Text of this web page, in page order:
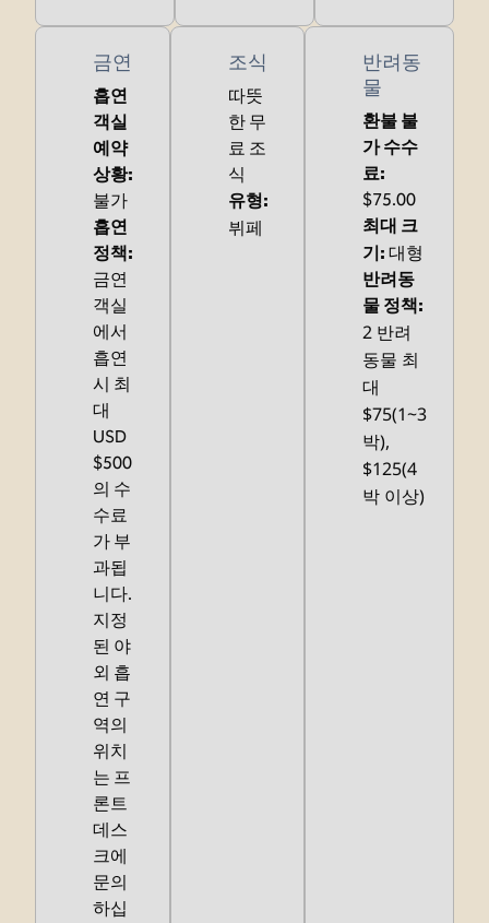
금연
흡연
객실
예약
상황:
불가
흡연
정책:
금연
객실
에서
흡연
시 최
대
USD
$500
의 수
수료
가 부
과됩
니다.
지정
된 야
외 흡
연 구
역의
위치
는 프
론트
데스
크에
문의
하십
조식
따뜻
한 무
료 조
식
유형:
뷔페
반려동
물
환불 불
가 수수
료:
$75.00
최대 크
기: 대형
반려동
물 정책:
2 반려
동물 최
대
$75(1~3
박),
$125(4
박 이상)